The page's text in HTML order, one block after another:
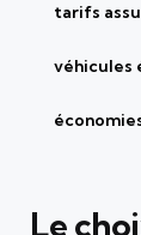
tarifs
véhicules
Le